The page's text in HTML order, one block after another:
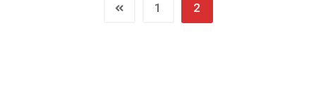
1 2